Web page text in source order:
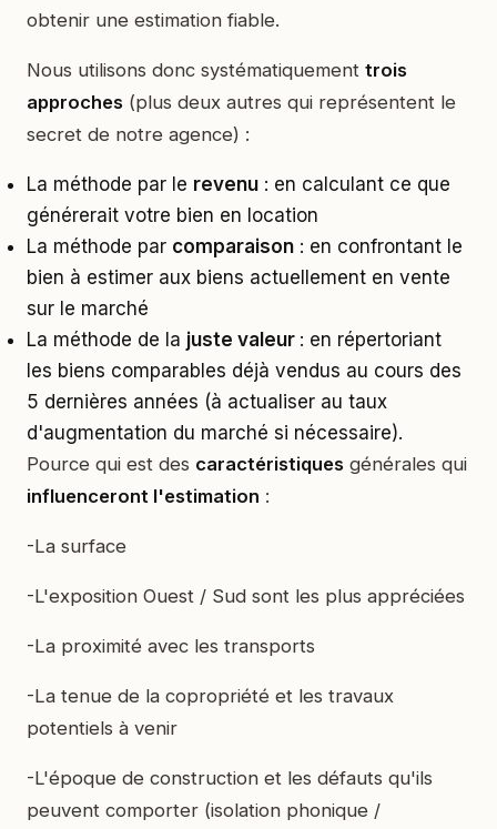
obtenir une estimation fiable.
Nous utilisons donc systématiquement trois
approches (plus deux autres qui représentent le
secret de notre agence) :
La méthode par le revenu : en calculant ce que
générerait votre bien en location
La méthode par comparaison : en confrontant le
bien à estimer aux biens actuellement en vente
sur le marché
La méthode de la juste valeur : en répertoriant
les biens comparables déjà vendus au cours des
5 dernières années (à actualiser au taux
d'augmentation du marché si nécessaire).
Pource qui est des caractéristiques générales qui
influenceront l'estimation :
-La surface
-L'exposition Ouest / Sud sont les plus appréciées
-La proximité avec les transports
-La tenue de la copropriété et les travaux
potentiels à venir
-L'époque de construction et les défauts qu'ils
peuvent comporter (isolation phonique /